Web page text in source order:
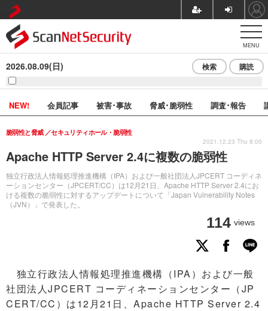
MENU
2026.08.09(日) 検索 購読
NEW! 会員記事 被害･事故 脅威･脆弱性 調査･報告
Apache HTTP Server 2.4に複数の脆弱性
独立行政法人情報処理推進機構（IPA）および一般社団法人JPCERT コーディネ
ーションセンター（JPCERT/CC）は12月21日、Apache HTTP Server 2.4にお
ける複数の脆弱性に対するアップデートについて「Japan Vulnerability Notes
（JVN）」で発表した。
脆弱性と脅威 セキュリティホール・脆弱性
114 views
2021.12.23 Thu 8:00
独立行政法人情報処理推進機構（IPA）および一般
社団法人JPCERT コーディネーションセンター（JP
CERT/CC）は12月21日、Apache HTTP Server 2.4